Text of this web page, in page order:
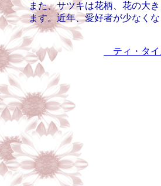
また、サツキは花柄、花の大
ます。近年、愛好者が少なく
ティ・タ